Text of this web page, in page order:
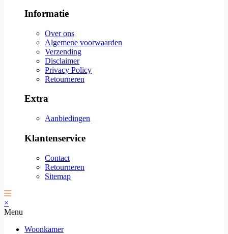
Informatie
Over ons
Algemene voorwaarden
Verzending
Disclaimer
Privacy Policy
Retourneren
Extra
Aanbiedingen
Klantenservice
Contact
Retourneren
Sitemap
×
Menu
Woonkamer